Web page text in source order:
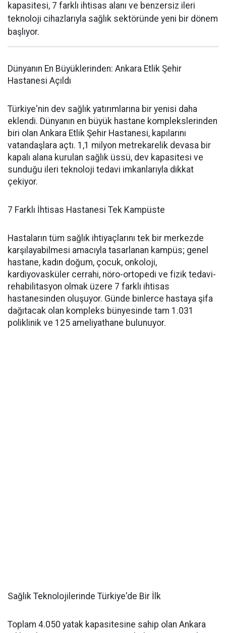
kapasitesi, 7 farklı ihtisas alanı ve benzersiz ileri
teknoloji cihazlarıyla sağlık sektöründe yeni bir dönem
başlıyor.
Dünyanın En Büyüklerinden: Ankara Etlik Şehir
Hastanesi Açıldı
Türkiye'nin dev sağlık yatırımlarına bir yenisi daha
eklendi. Dünyanın en büyük hastane komplekslerinden
biri olan Ankara Etlik Şehir Hastanesi, kapılarını
vatandaşlara açtı. 1,1 milyon metrekarelik devasa bir
kapalı alana kurulan sağlık üssü, dev kapasitesi ve
sunduğu ileri teknoloji tedavi imkanlarıyla dikkat
çekiyor.
7 Farklı İhtisas Hastanesi Tek Kampüste
Hastaların tüm sağlık ihtiyaçlarını tek bir merkezde
karşılayabilmesi amacıyla tasarlanan kampüs; genel
hastane, kadın doğum, çocuk, onkoloji,
kardiyovasküler cerrahi, nöro-ortopedi ve fizik tedavi-
rehabilitasyon olmak üzere 7 farklı ihtisas
hastanesinden oluşuyor. Günde binlerce hastaya şifa
dağıtacak olan kompleks bünyesinde tam 1.031
poliklinik ve 125 ameliyathane bulunuyor.
Sağlık Teknolojilerinde Türkiye'de Bir İlk
Toplam 4.050 yatak kapasitesine sahip olan Ankara